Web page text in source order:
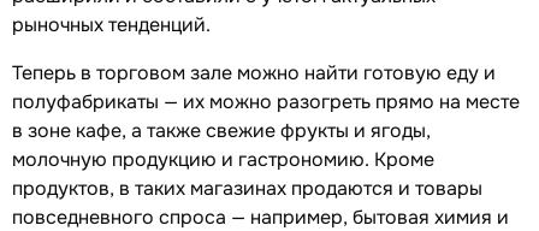
рыночных тенденций.
Теперь в торговом зале можно найти готовую еду и
полуфабрикаты — их можно разогреть прямо на месте
в зоне кафе, а также свежие фрукты и ягоды,
молочную продукцию и гастрономию. Кроме
продуктов, в таких магазинах продаются и товары
повседневного спроса — например, бытовая химия и